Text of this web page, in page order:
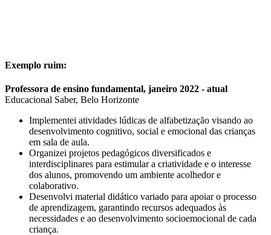
Exemplo ruim:
Professora de ensino fundamental, janeiro 2022 - atual
Educacional Saber, Belo Horizonte
Implementei atividades lúdicas de alfabetização visando ao
desenvolvimento cognitivo, social e emocional das crianças
em sala de aula.
Organizei projetos pedagógicos diversificados e
interdisciplinares para estimular a criatividade e o interesse
dos alunos, promovendo um ambiente acolhedor e
colaborativo.
Desenvolvi material didático variado para apoiar o processo
de aprendizagem, garantindo recursos adequados às
necessidades e ao desenvolvimento socioemocional de cada
criança.